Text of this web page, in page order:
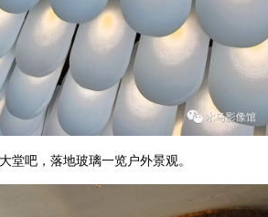
堂吧，落地玻璃一览户外景观。